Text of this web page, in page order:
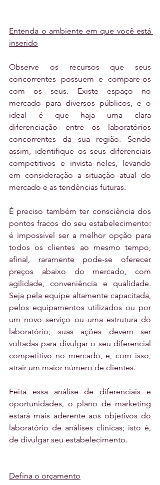
Entenda o ambiente em que você está
inserido
Observe os recursos que seus
concorrentes possuem e compare-os
com os seus. Existe espaço no
mercado para diversos públicos, e o
ideal é que haja uma clara
diferenciação entre os laboratórios
concorrentes da sua região. Sendo
assim, identifique os seus diferenciais
competitivos e invista neles, levando
em consideração a situação atual do
mercado e as tendências futuras.
É preciso também ter consciência dos
pontos fracos do seu estabelecimento:
é impossível ser a melhor opção para
todos os clientes ao mesmo tempo,
afinal, raramente pode-se oferecer
preços abaixo do mercado, com
agilidade, conveniência e qualidade.
Seja pela equipe altamente capacitada,
pelos equipamentos utilizados ou por
um novo serviço ou uma estrutura do
laboratório, suas ações devem ser
voltadas para divulgar o seu diferencial
competitivo no mercado, e, com isso,
atrair um maior número de clientes.
Feita essa análise de diferenciais e
oportunidades, o plano de marketing
estará mais aderente aos objetivos do
laboratório de análises clínicas; isto é,
de divulgar seu estabelecimento.
Defina o orçamento